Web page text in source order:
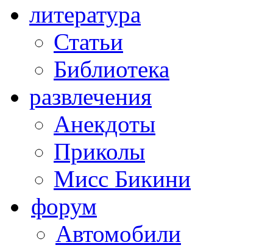
литература
Статьи
Библиотека
развлечения
Анекдоты
Приколы
Мисс Бикини
форум
Автомобили